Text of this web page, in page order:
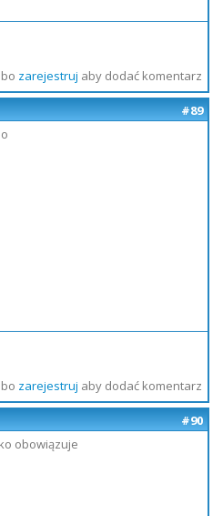
zarejestruj aby dodać komentarz
#89
zarejestruj aby dodać komentarz
#90
obowiązuje